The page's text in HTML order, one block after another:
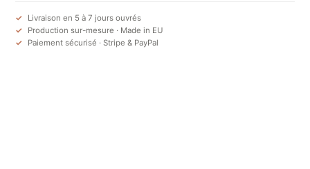
Livraison en 5 à 7 jours ouvrés
Production sur-mesure · Made in EU
Paiement sécurisé · Stripe & PayPal